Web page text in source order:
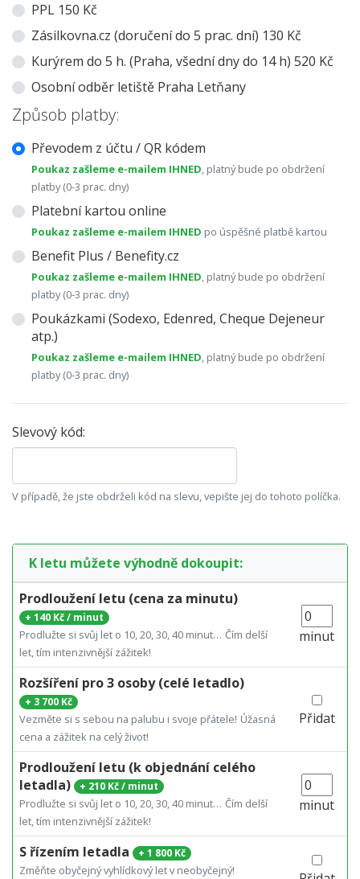
PPL 150 Kč
Zásilkovna.cz (doručení do 5 prac. dní) 130 Kč
Kurýrem do 5 h. (Praha, všední dny do 14 h) 520 Kč
Osobní odběr letiště Praha Letňany
Způsob platby:
Převodem z účtu / QR kódem
Poukaz zašleme e-mailem IHNED, platný bude po obdržení
platby (0-3 prac. dny)
Platební kartou online
Poukaz zašleme e-mailem IHNED po úspěšné platbě kartou
Benefit Plus / Benefity.cz
Poukaz zašleme e-mailem IHNED, platný bude po obdržení
platby (0-3 prac. dny)
Poukázkami (Sodexo, Edenred, Cheque Dejeneur
atp.)
Poukaz zašleme e-mailem IHNED, platný bude po obdržení
platby (0-3 prac. dny)
Slevový kód:
V případě, že jste obdrželi kód na slevu, vepište jej do tohoto políčka.
K letu můžete výhodně dokoupit:
Prodloužení letu (cena za minutu)
+140 Kč / minut
Prodlužte si svůj let o 10, 20, 30, 40 minut… Čím delší
let, tím intenzivnější zážitek!
minut
Rozšíření pro 3 osoby (celé letadlo)
+ 3 700 Kč
Vezměte si s sebou na palubu i svoje přátele! Úžasná
cena a zážitek na celý život!
Přidat
Prodloužení letu (k objednání celého
letadla)
+ 210 Kč / minut
Prodlužte si svůj let o 10, 20, 30, 40 minut… Čím delší
let, tím intenzivnější zážitek!
minut
S řízením letadla +1 800 Kč
Změňte obyčejný vyhlídkový let v neobyčejný!